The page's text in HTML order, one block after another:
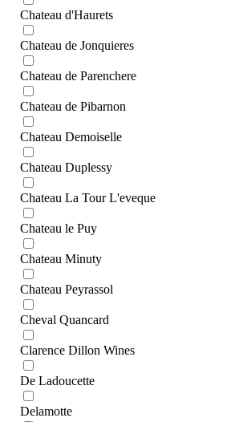
Chateau d'Haurets
Chateau de Jonquieres
Chateau de Parenchere
Chateau de Pibarnon
Chateau Demoiselle
Chateau Duplessy
Chateau La Tour L'eveque
Chateau le Puy
Chateau Minuty
Chateau Peyrassol
Cheval Quancard
Clarence Dillon Wines
De Ladoucette
Delamotte